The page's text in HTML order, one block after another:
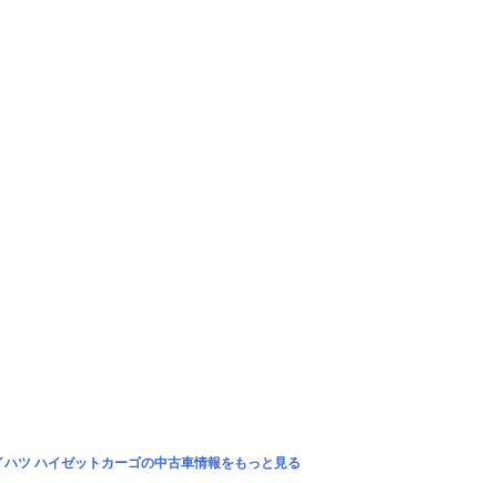
ハツ ハイゼットカーゴの中古車情報をもっと見る